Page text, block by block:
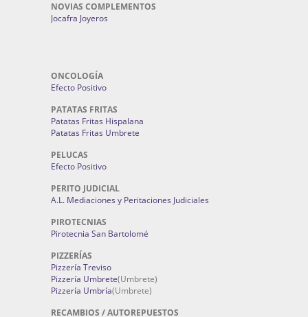
NOVIAS COMPLEMENTOS
Jocafra Joyeros
ONCOLOGÍA
Efecto Positivo
PATATAS FRITAS
Patatas Fritas Hispalana
Patatas Fritas Umbrete
PELUCAS
Efecto Positivo
PERITO JUDICIAL
A.L. Mediaciones y Peritaciones Judiciales
PIROTECNIAS
Pirotecnia San Bartolomé
PIZZERÍAS
Pizzería Treviso
Pizzería Umbrete(Umbrete)
Pizzería Umbría(Umbrete)
RECAMBIOS / AUTOREPUESTOS